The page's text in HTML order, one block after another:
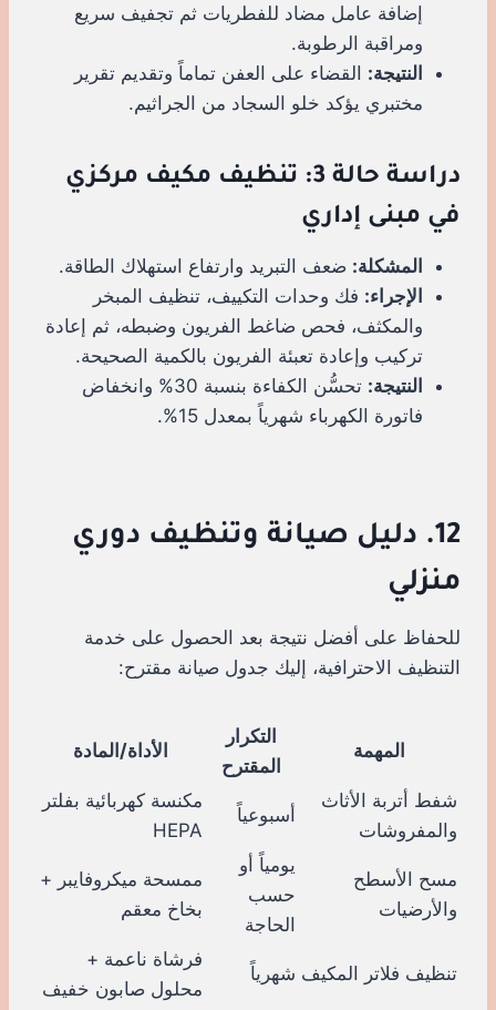
إضافة عامل مضاد للفطريات ثم تجفيف سريع
ومراقبة الرطوبة.
النتيجة: القضاء على العفن تماماً وتقديم تقرير
مختبري يؤكد خلو السجاد من الجراثيم.
دراسة حالة 3: تنظيف مكيف مركزي
في مبنى إداري
المشكلة: ضعف التبريد وارتفاع استهلاك الطاقة.
الإجراء: فك وحدات التكييف، تنظيف المبخر
والمكثف، فحص ضاغط الفريون وضبطه، ثم إعادة
تركيب وإعادة تعبئة الفريون بالكمية الصحيحة.
النتيجة:
تحسُّن الكفاءة بنسبة 30% وانخفاض
فاتورة الكهرباء شهرياً بمعدل 15%.
12. دليل صيانة وتنظيف دوري
منزلي
للحفاظ على أفضل نتيجة بعد الحصول على خدمة
التنظيف الاحترافية، إليك جدول صيانة مقترح:
المهمة
التكرار
المقترح
الأداة/المادة
شفط أتربة الأثاث
والمفروشات
أسبوعياً
مكنسة كهربائية بفلتر
HEPA
مسح الأسطح
والأرضيات
يومياً أو
حسب
الحاجة
ممسحة ميكروفايبر +
بخاخ معقم
تنظيف فلاتر المكيف شهرياً
فرشاة ناعمة +
محلول صابون خفيف